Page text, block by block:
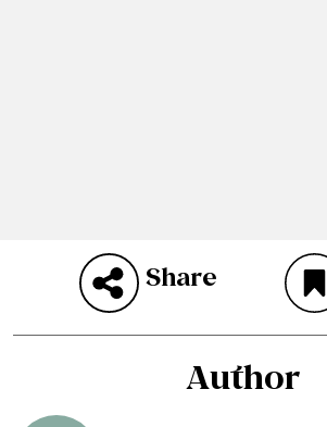
Share
Author